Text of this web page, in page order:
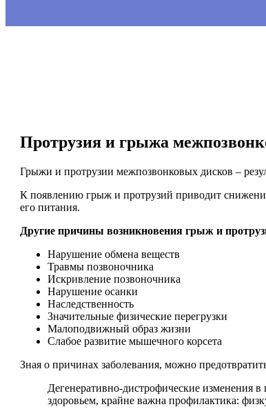
Протрузия и грыжа
Грыжи и протрузии межпозвонковых дисков –
К появлению грыж и протрузий приводит
его питания.
Другие причины возникновения грыж и
Нарушение обмена веществ
Травмы позвоночника
Искривление позвоночника
Нарушение осанки
Наследственность
Значительные физические перегрузки
Малоподвижный образ жизни
Слабое развитие мышечного корсета
Зная о причинах заболевания, можно
Дегенеративно-дистрофические изменения
здоровьем, крайне важна профилактика: